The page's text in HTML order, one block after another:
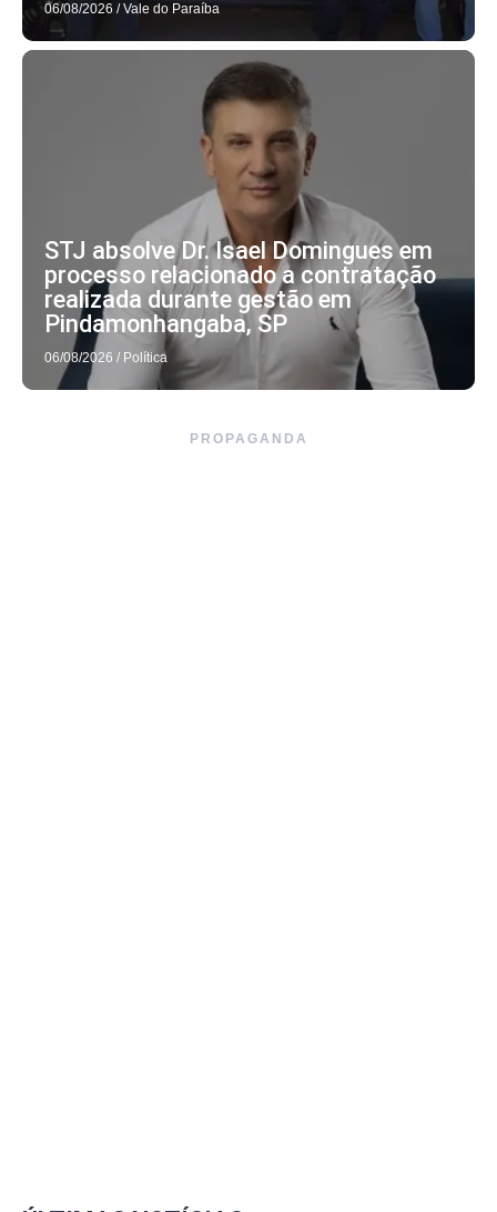
06/08/2026 / Vale do Paraíba
STJ absolve Dr. Isael Domingues em
processo relacionado a contratação
realizada durante gestão em
Pindamonhangaba, SP
06/08/2026 / Política
PROPAGANDA